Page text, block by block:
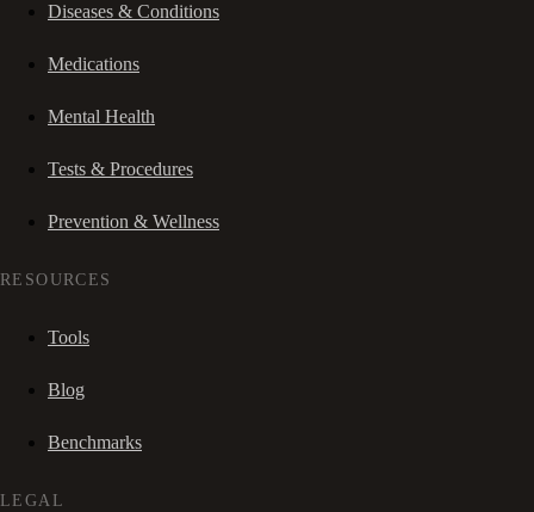
Diseases & Conditions
Medications
Mental Health
Tests & Procedures
Prevention & Wellness
RESOURCES
Tools
Blog
Benchmarks
LEGAL